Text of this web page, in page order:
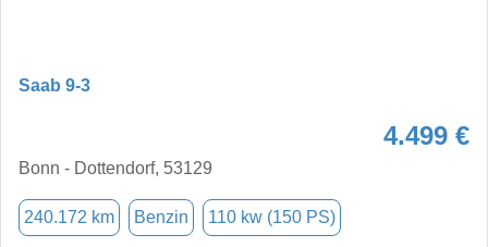
Saab 9-3
4.499 €
Bonn - Dottendorf, 53129
240.172 km Benzin 110 kw (150 PS)